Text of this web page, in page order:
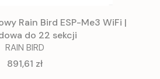
Rain Bird ESP-Me3 WiFi |
do 22 sekcji
RAIN BIRD
Cena
891,61 zł